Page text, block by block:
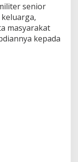
senior
masyarakat
kepada